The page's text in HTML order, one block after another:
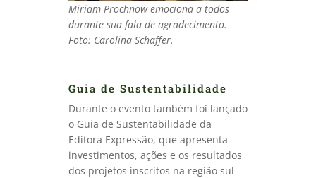
Miriam Prochnow emociona a todos
durante sua fala de agradecimento.
Foto: Carolina Schaffer.
Guia de Sustentabilidade
Durante o evento também foi lançado
o Guia de Sustentabilidade da
Editora Expressão, que apresenta
investimentos, ações e os resultados
dos projetos inscritos na região sul